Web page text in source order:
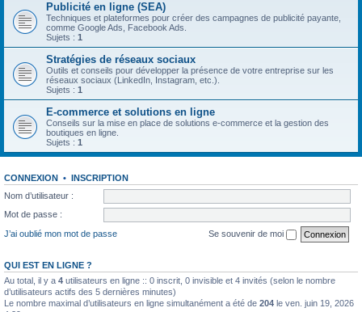
Publicité en ligne (SEA)
Techniques et plateformes pour créer des campagnes de publicité payante,
comme Google Ads, Facebook Ads.
Sujets : 1
Stratégies de réseaux sociaux
Outils et conseils pour développer la présence de votre entreprise sur les
réseaux sociaux (LinkedIn, Instagram, etc.).
Sujets : 1
E-commerce et solutions en ligne
Conseils sur la mise en place de solutions e-commerce et la gestion des
boutiques en ligne.
Sujets : 1
CONNEXION • INSCRIPTION
Nom d’utilisateur :
Mot de passe :
J’ai oublié mon mot de passe
Se souvenir de moi
QUI EST EN LIGNE ?
Au total, il y a 4 utilisateurs en ligne :: 0 inscrit, 0 invisible et 4 invités (selon le nombre
d’utilisateurs actifs des 5 dernières minutes)
Le nombre maximal d’utilisateurs en ligne simultanément a été de 204 le ven. juin 19, 2026